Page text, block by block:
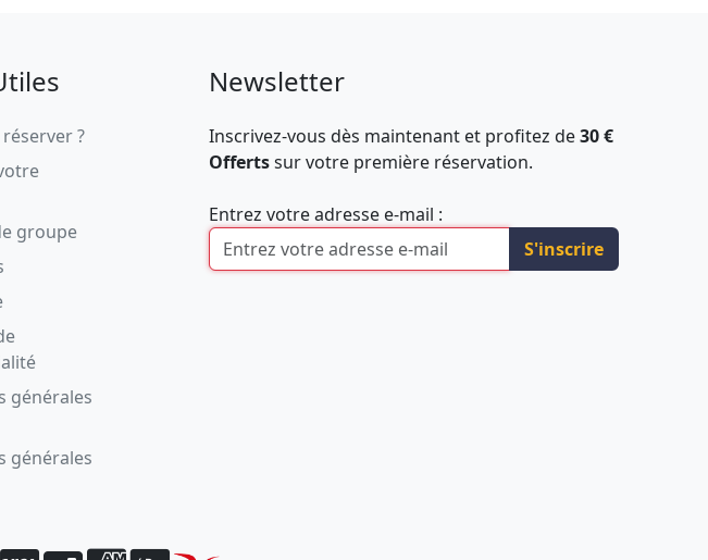
?
groupe
générales
générales
Newsletter
Inscrivez-vous dès maintenant et profitez de30 €
Offertssur votre première réservation.
Entrez votre adresse e-mail :
S'inscrire